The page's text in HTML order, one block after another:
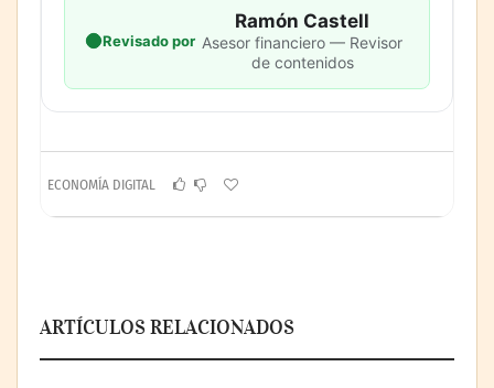
Revisado por
Ramón Castell
Asesor financiero — Revisor
de contenidos
ECONOMÍA DIGITAL
ARTÍCULOS RELACIONADOS